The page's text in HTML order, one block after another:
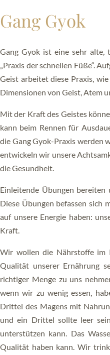
TV-BEITRÄGE &
ALLE VIDEOS
LO
DIE
Gang Gyok
Gang Gyok ist eine sehr alte,
„Praxis der schnellen Füße“.
Geist arbeitet diese Praxis,
Dimensionen von Geist, Atem
Mit der Kraft des Geistes
kann beim Rennen für
die Gang Gyok-Praxis werden
entwickeln wir unsere
die Gesundheit.
Einleitende Übungen bereiten
Diese Übungen befassen sich
auf unsere Energie haben:
Kraft.
Wir wollen die Nährstoffe im
Qualität unserer Ernährung
richtiger Menge zu uns
wenn wir zu wenig essen,
Drittel des Magens mit
und ein Drittel sollte leer
unterstützen kann. Das
Qualität haben kann. Wir